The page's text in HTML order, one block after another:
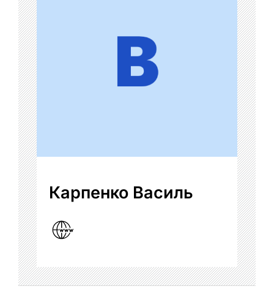
Карпенко Василь